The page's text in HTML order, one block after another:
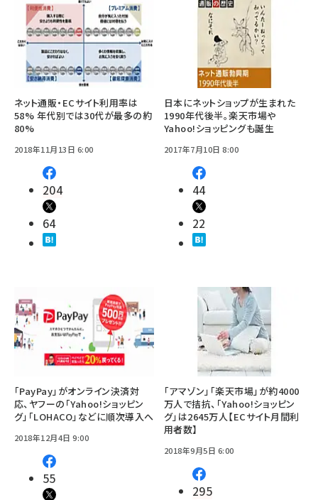
ネット通販・ECサイト利用率は
58% 年代別では30代が最多の約
80%
2018年11月13日 6:00
204
64
日本にネットショップが生まれた
1990年代後半。楽天市場や
Yahoo!ショッピングも誕生
2017年7月10日 8:00
44
22
「PayPay」がオンライン決済対
応、ヤフーの「Yahoo!ショッピン
グ」「LOHACO」などに順次導入へ
2018年12月4日 9:00
55
「アマゾン」「楽天市場」が約4000
万人で拮抗、「Yahoo!ショッピン
グ」は2645万人【ECサイト月間利
用者数】
2018年9月5日 6:00
295